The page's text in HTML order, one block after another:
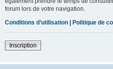
forum lors de votre navigation.
Conditions d’utilisation | Politique de
Inscription